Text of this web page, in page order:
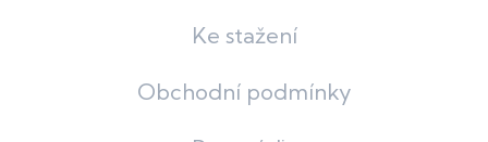
Ke stažení
Obchodní podmínky